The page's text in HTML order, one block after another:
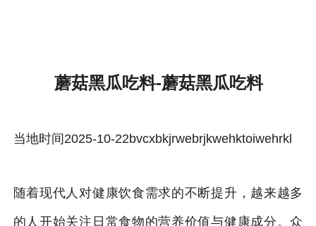
蘑菇黑瓜吃料-蘑菇黑瓜吃料
当地时间2025-10-22bvcxbkjrwebrjkwehktoiwehrkl
随着现代人对健康饮食需求的不断提升，越来越多
的人开始关注日常食物的营养价值与健康成分。众